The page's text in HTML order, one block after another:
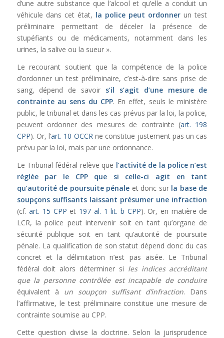
d’une autre substance que l’alcool et qu’elle a conduit un
véhicule dans cet état, la police peut ordonner un test
préliminaire permettant de déceler la présence de
stupéfiants ou de médicaments, notamment dans les
urines, la salive ou la sueur ».
Le recourant soutient que la compétence de la police
d’ordonner un test préliminaire, c’est-à-dire sans prise de
sang, dépend de savoir s’il s’agit d’une mesure de
contrainte au sens du CPP. En effet, seuls le ministère
public, le tribunal et dans les cas prévus par la loi, la police,
peuvent ordonner des mesures de contrainte (art. 198
CPP). Or, l’art. 10 OCCR ne constitue justement pas un cas
prévu par la loi, mais par une ordonnance.
Le Tribunal fédéral relève que l’activité de la police n’est
réglée par le CPP que si celle-ci agit en tant
qu’autorité de poursuite pénale et donc sur la base de
soupçons suffisants laissant présumer une infraction
(cf.art. 15 CPP et 197 al. 1 lit. b CPP). Or, en matière de
LCR, la police peut intervenir soit en tant qu’organe de
sécurité publique soit en tant qu’autorité de poursuite
pénale. La qualification de son statut dépend donc du cas
concret et la délimitation n’est pas aisée. Le Tribunal
fédéral doit alors déterminer si les indices accréditant
que la personne contrôlée est incapable de conduire
équivalent à un soupçon suffisant d’infraction. Dans
l’affirmative, le test préliminaire constitue une mesure de
contrainte soumise au CPP.
Cette question divise la doctrine. Selon la jurisprudence